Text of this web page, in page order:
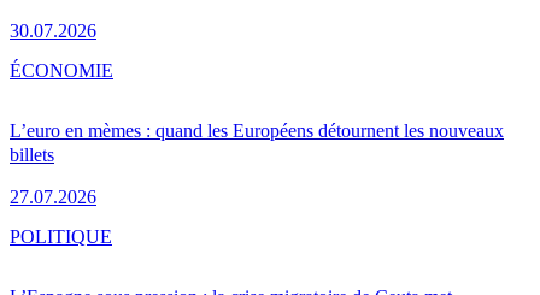
30.07.2026
L’euro en mèmes : quand les Européens détournent les nouveaux
billets
27.07.2026
ÉCONOMIE
POLITIQUE